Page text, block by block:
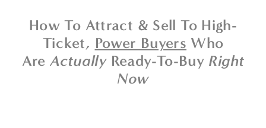
How To Attract & Sell To High-
Ticket, Power Buyers Who
AreActuallyReady-To-Buy Right
Now